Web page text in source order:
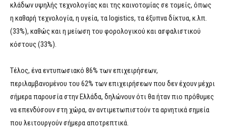
κλάδων υψηλής τεχνολογίας και της καινοτομίας σε τομείς, όπως
η καθαρή τεχνολογία, η υγεία, τα logistics, τα έξυπνα δίκτυα, κ.λπ.
(33%), καθώς και η μείωση του φορολογικού και ασφαλιστικού
κόστους (33%).
Τέλος, ένα εντυπωσιακό 86% των επιχειρήσεων,
περιλαμβανομένου του 62% των επιχειρήσεων που δεν έχουν μέχρι
σήμερα παρουσία στην Ελλάδα, δηλώνουν ότι θα ήταν πιο πρόθυμες
να επενδύσουν στη χώρα, αν αντιμετωπιστούν τα αρνητικά σημεία
που λειτουργούν σήμερα αποτρεπτικά.